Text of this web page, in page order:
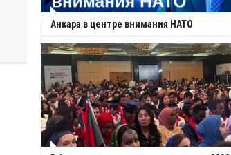
Анкара в центре внимания НАТО